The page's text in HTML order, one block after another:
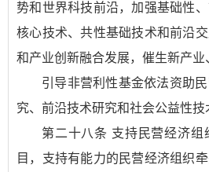
势和世界科技前沿，加强基础性
核心技术、共性基础技术和前沿
和产业创新融合发展，催生新产业
引导非营利性基金依法资助
究、前沿技术研究和社会公益性技
第二十八条 支持民营经济组
目，支持有能力的民营经济组织